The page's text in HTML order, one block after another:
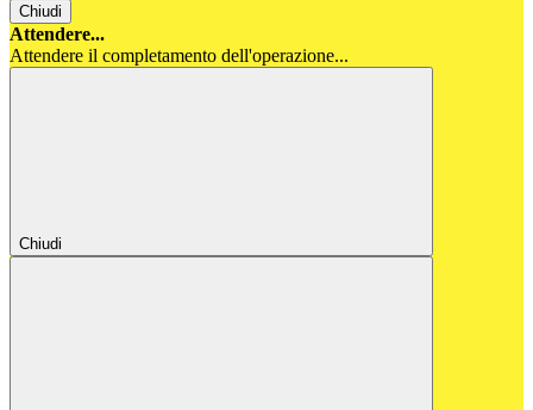
Chiudi
Attendere...
Attendere il completamento dell'operazione...
Chiudi